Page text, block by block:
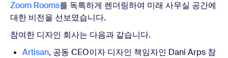
Zoom Rooms를 독특하게 렌더링하여 미래 사무실 공간에
대한 비전을 선보였습니다.
참여한 디자인 회사는 다음과 같습니다.
Artisan, 공동 CEO이자 디자인 책임자인 Dani Arps 참